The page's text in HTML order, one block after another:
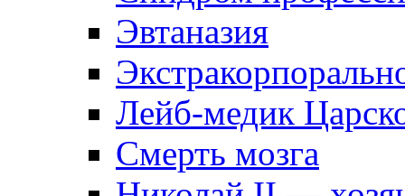
Эвтаназия
Лейб-медик
Смерть мозга